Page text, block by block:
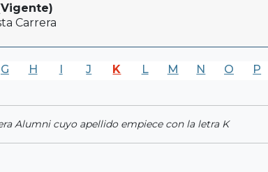
Carrera
G H I J K L M N O P
Alumni cuyo apellido empiece con la letra K